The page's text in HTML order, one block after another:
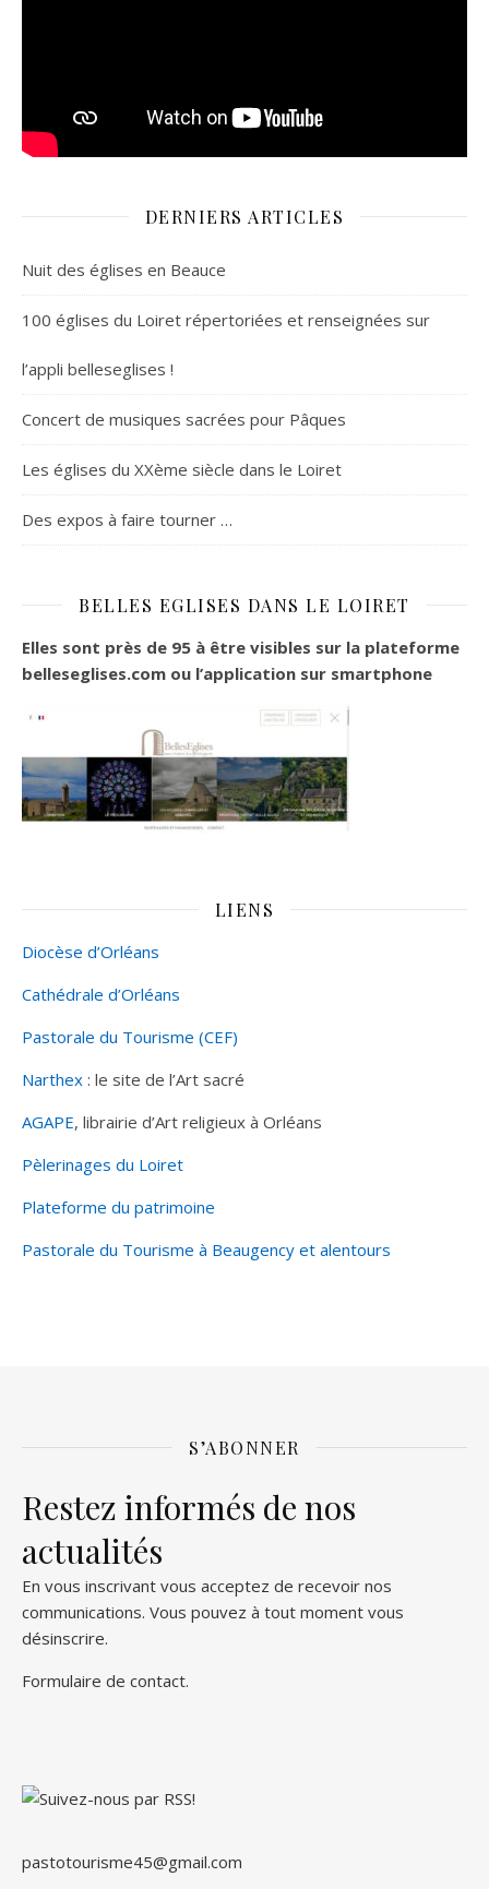
DERNIERS ARTICLES
Nuit des églises en Beauce
100 églises du Loiret répertoriées et renseignées sur
l’appli belleseglises !
Concert de musiques sacrées pour Pâques
Les églises du XXème siècle dans le Loiret
Des expos à faire tourner …
BELLES EGLISES DANS LE LOIRET
Elles sont près de 95 à être visibles sur la plateforme
belleseglises.com ou l’application sur smartphone
LIENS
Diocèse d’Orléans
Cathédrale d’Orléans
Pastorale du Tourisme (CEF)
Narthex : le site de l’Art sacré
AGAPE, librairie d’Art religieux à Orléans
Pèlerinages du Loiret
Plateforme du patrimoine
Pastorale du Tourisme à Beaugency et alentours
S’ABONNER
Restez informés de nos
actualités
En vous inscrivant vous acceptez de recevoir nos
communications. Vous pouvez à tout moment vous
désinscrire.
Formulaire de contact.
pastotourisme45@gmail.com